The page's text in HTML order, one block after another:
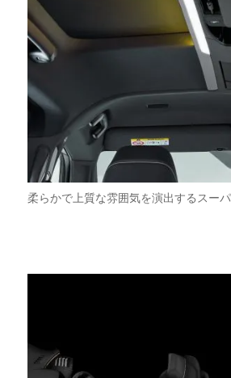
柔らかで上質な雰囲気を演出するスー